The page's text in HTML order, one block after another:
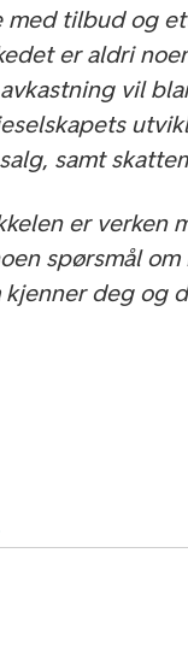
tilbud og
er aldri
vil
samt
er verken
spørsmål
deg og